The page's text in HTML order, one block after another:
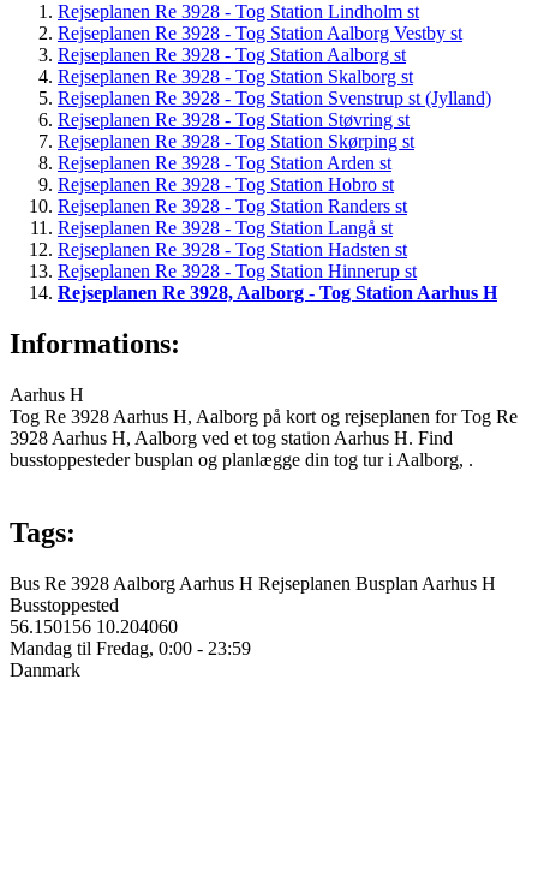
Rejseplanen Re 3928 - Tog Station Lindholm st
Rejseplanen Re 3928 - Tog Station Aalborg Vestby st
Rejseplanen Re 3928 - Tog Station Aalborg st
Rejseplanen Re 3928 - Tog Station Skalborg st
Rejseplanen Re 3928 - Tog Station Svenstrup st (Jylland)
Rejseplanen Re 3928 - Tog Station Støvring st
Rejseplanen Re 3928 - Tog Station Skørping st
Rejseplanen Re 3928 - Tog Station Arden st
Rejseplanen Re 3928 - Tog Station Hobro st
Rejseplanen Re 3928 - Tog Station Randers st
Rejseplanen Re 3928 - Tog Station Langå st
Rejseplanen Re 3928 - Tog Station Hadsten st
Rejseplanen Re 3928 - Tog Station Hinnerup st
Rejseplanen Re 3928, Aalborg - Tog Station Aarhus H
Informations:
Aarhus H
Tog Re 3928 Aarhus H, Aalborg på kort og rejseplanen for Tog Re
3928 Aarhus H, Aalborg ved et tog station Aarhus H. Find
busstoppesteder busplan og planlægge din tog tur i Aalborg, .
Tags:
Bus Re 3928 Aalborg Aarhus H Rejseplanen Busplan Aarhus H
Busstoppested
56.150156 10.204060
Mandag til Fredag, 0:00 - 23:59
Danmark